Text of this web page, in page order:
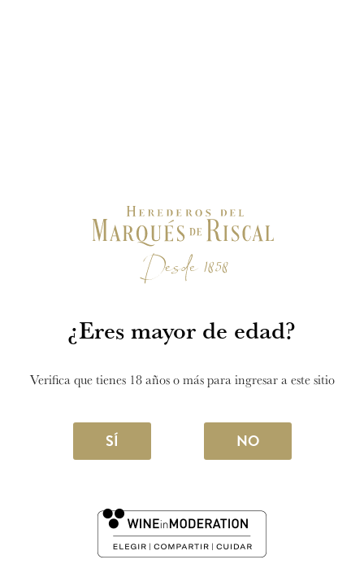
¿Eres mayor de edad?
Verifica que tienes 18 años o más para ingresar a este sitio
SÍ NO